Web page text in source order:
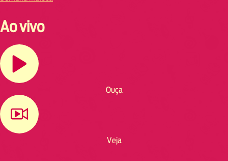
Ao vivo
Ouça
Veja